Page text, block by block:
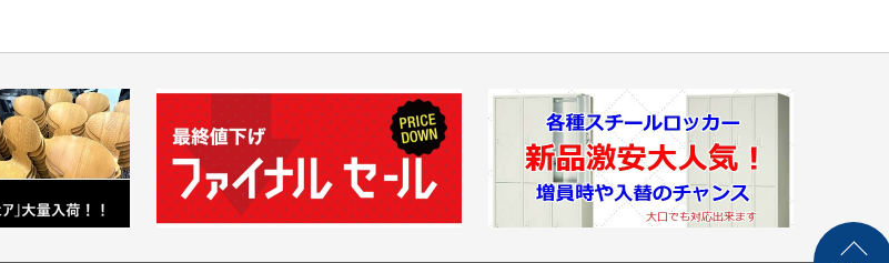
■横浜市内 1台 ￥1,100～（自社便・軒先渡し＊要お客様搬入）
1台 ￥2,200～（自社便・搬入設置/1階又はEV有り）
＊区により異なります。
■東京23区 1台 ￥5,500（自社便・軒先渡し＊要お客様搬入）
1台 ￥8,800（自社便・搬入設置/1階又はEV有り）